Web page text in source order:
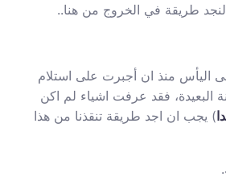
طريقة في الخروج من هنا..
اليأس منذ ان أجبرت على استلام
البعيدة، فقد عرفت اشياء لم اكن
) يجب ان اجد طريقة تنقذنا من هذا